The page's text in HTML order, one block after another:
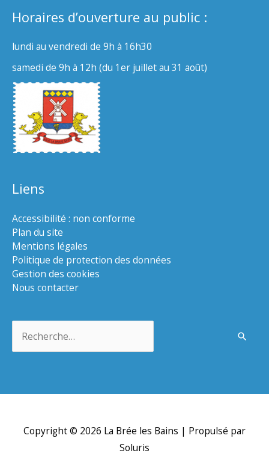
Horaires d’ouverture au public :
lundi au vendredi de 9h à 16h30
samedi de 9h à 12h (du 1er juillet au 31 août)
Liens
Accessibilité : non conforme
Plan du site
Mentions légales
Politique de protection des données
Gestion des cookies
Nous contacter
Copyright © 2026 La Brée les Bains | Propulsé par
Soluris